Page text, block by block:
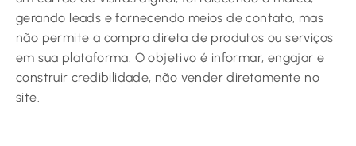
gerando leads e fornecendo meios de contato, mas
não permite a compra direta de produtos ou serviços
em sua plataforma. O objetivo é informar, engajar e
construir credibilidade, não vender diretamente no
site.